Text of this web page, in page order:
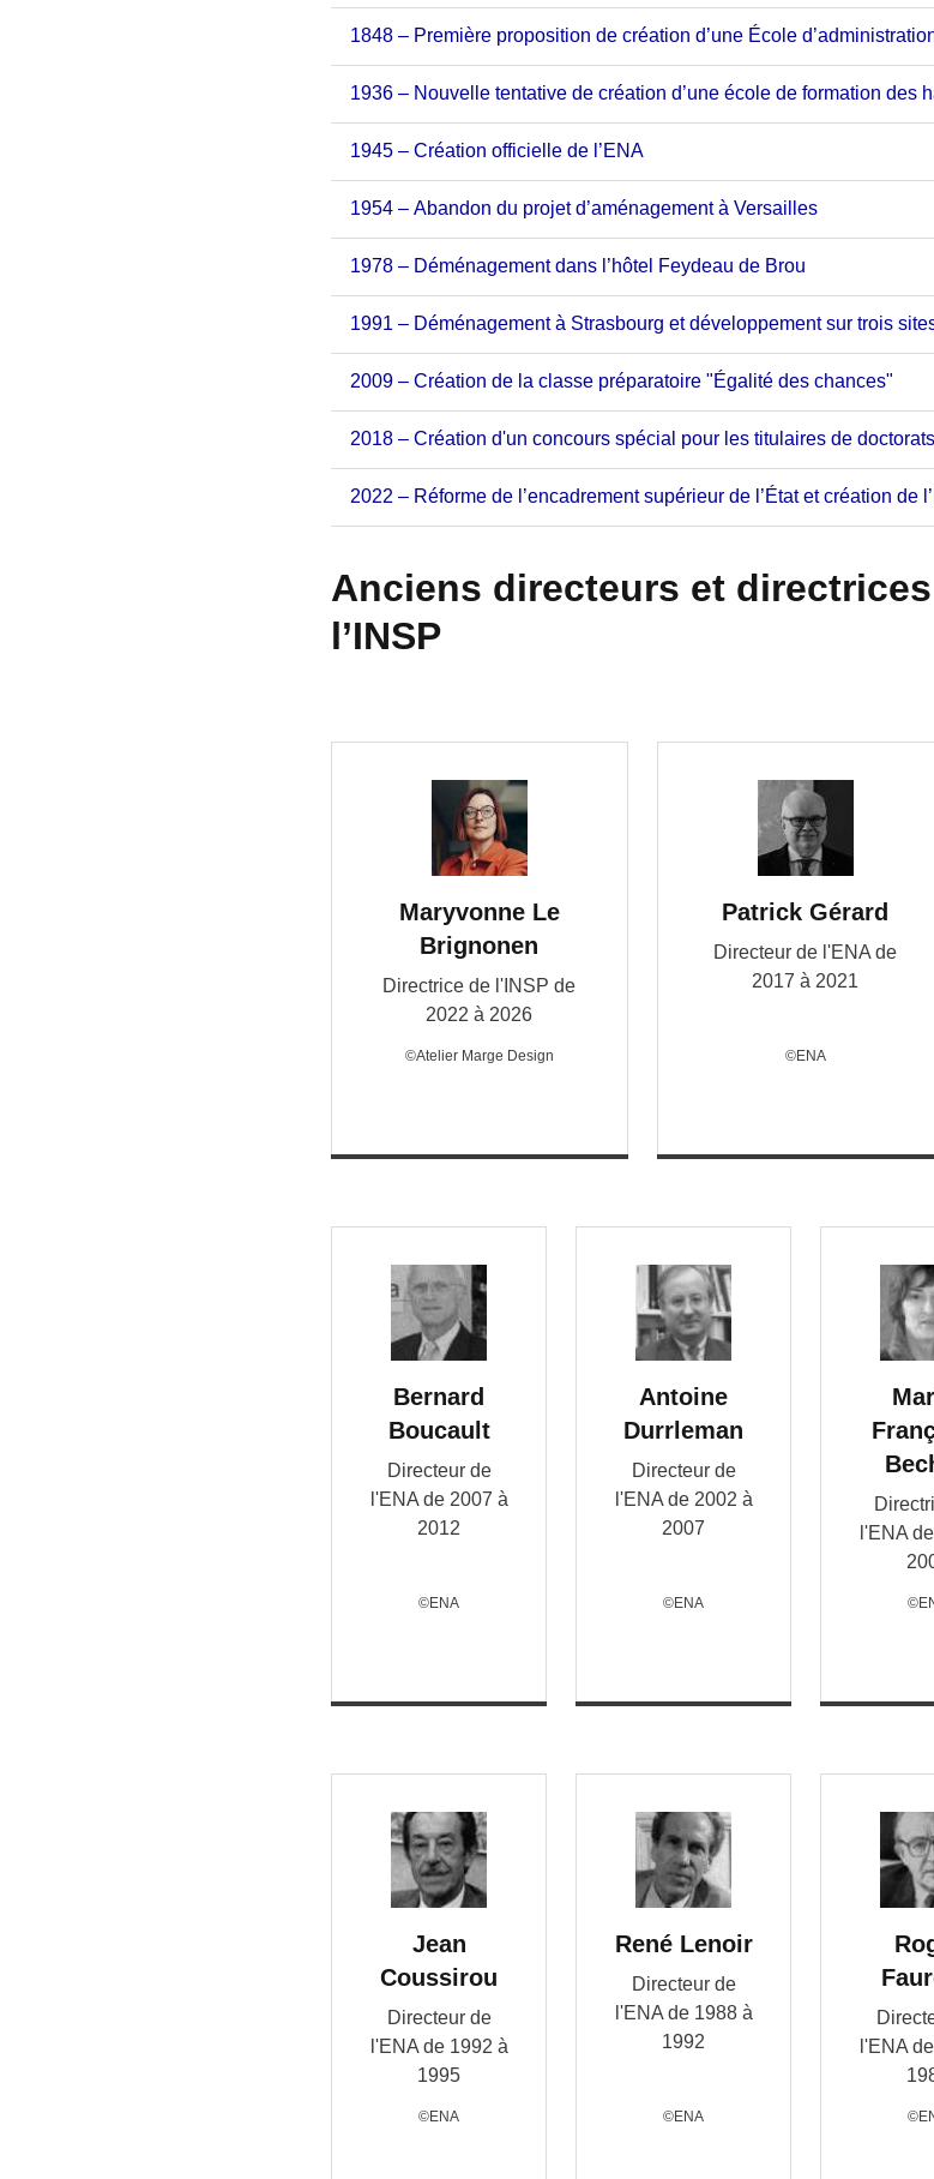
1848 – Première proposition de création d’une École
1936 – Nouvelle tentative de création d’une école de formation des
1945 – Création officielle de l’ENA
1954 – Abandon du projet d’aménagement à Versailles
1978 – Déménagement dans l’hôtel Feydeau de Brou
1991 – Déménagement à Strasbourg et développement sur trois
2009 – Création de la classe préparatoire "Égalité des chances"
2018 – Création d'un concours spécial pour les titulaires de doctorats
2022 – Réforme de l’encadrement supérieur de l’État et création de
Anciens directeurs et directrices
l’INSP
Maryvonne Le
Brignonen
Directrice de l'INSP de
2022 à 2026
©Atelier Marge Design
Patrick Gérard
Directeur de l'ENA de
2017 à 2021
©ENA
Bernard
Boucault
Directeur de
l'ENA de 2007 à
2012
©ENA
Antoine
Durrleman
Directeur de
l'ENA de 2002 à
2007
©ENA
l'ENA
Jean
Coussirou
Directeur de
l'ENA de 1992 à
1995
©ENA
René Lenoir
Directeur de
l'ENA de 1988 à
1992
©ENA
l'ENA